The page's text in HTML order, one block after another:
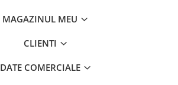
MAGAZINUL MEU
CLIENTI
DATE COMERCIALE